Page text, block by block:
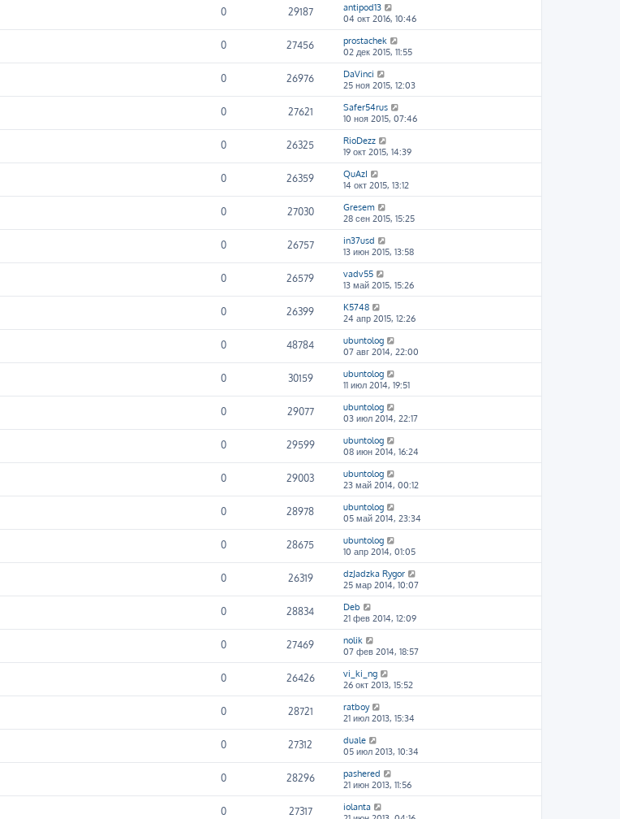
0 29187
antipod13
04 окт 2016, 10:46
0 27456
prostachek
02 дек 2015, 11:55
0 26976
DaVinci
25 ноя 2015, 12:03
0 27621
Safer54rus
10 ноя 2015, 07:46
0 26325
RioDezz
19 окт 2015, 14:39
0 26359
QuAzI
14 окт 2015, 13:12
0 27030
Gresem
28 сен 2015, 15:25
0 26757
in37usd
13 июн 2015, 13:58
0 26579
vadv55
13 май 2015, 15:26
0 26399
K5748
24 апр 2015, 12:26
0 48784
ubuntolog
07 авг 2014, 22:00
0 30159
ubuntolog
11 июл 2014, 19:51
0 29077
ubuntolog
03 июл 2014, 22:17
0 29599
ubuntolog
08 июн 2014, 16:24
0 29003
ubuntolog
23 май 2014, 00:12
0 28978
ubuntolog
05 май 2014, 23:34
0 28675
ubuntolog
10 апр 2014, 01:05
0 26319
dzJadzka Rygor
25 мар 2014, 10:07
0 28834
Deb
21 фев 2014, 12:09
0 27469
nolik
07 фев 2014, 18:57
0 26426
vi_ki_ng
26 окт 2013, 15:52
0 28721
ratboy
21 июл 2013, 15:34
0 27312
duale
05 июл 2013, 10:34
0 28296
pashered
21 июн 2013, 11:56
0 27317
iolanta